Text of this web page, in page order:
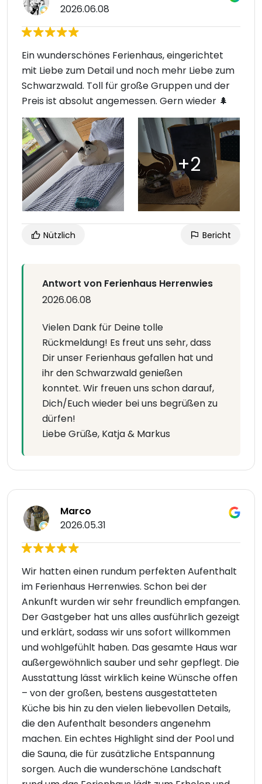
2026.06.08
Ein wunderschönes Ferienhaus, eingerichtet
mit Liebe zum Detail und noch mehr Liebe zum
Schwarzwald. Toll für große Gruppen und der
Preis ist absolut angemessen. Gern wieder 🌲
Nützlich Bericht
Antwort von Ferienhaus Herrenwies
2026.06.08
Vielen Dank für Deine tolle
Rückmeldung! Es freut uns sehr, dass
Dir unser Ferienhaus gefallen hat und
ihr den Schwarzwald genießen
konntet. Wir freuen uns schon darauf,
Dich/Euch wieder bei uns begrüßen zu
dürfen!
Liebe Grüße, Katja & Markus
Marco
2026.05.31
Wir hatten einen rundum perfekten Aufenthalt
im Ferienhaus Herrenwies. Schon bei der
Ankunft wurden wir sehr freundlich empfangen.
Der Gastgeber hat uns alles ausführlich gezeigt
und erklärt, sodass wir uns sofort willkommen
und wohlgefühlt haben. Das gesamte Haus war
außergewöhnlich sauber und sehr gepflegt. Die
Ausstattung lässt wirklich keine Wünsche offen
– von der großen, bestens ausgestatteten
Küche bis hin zu den vielen liebevollen Details,
die den Aufenthalt besonders angenehm
machen. Ein echtes Highlight sind der Pool und
die Sauna, die für zusätzliche Entspannung
sorgen. Auch die wunderschöne Landschaft